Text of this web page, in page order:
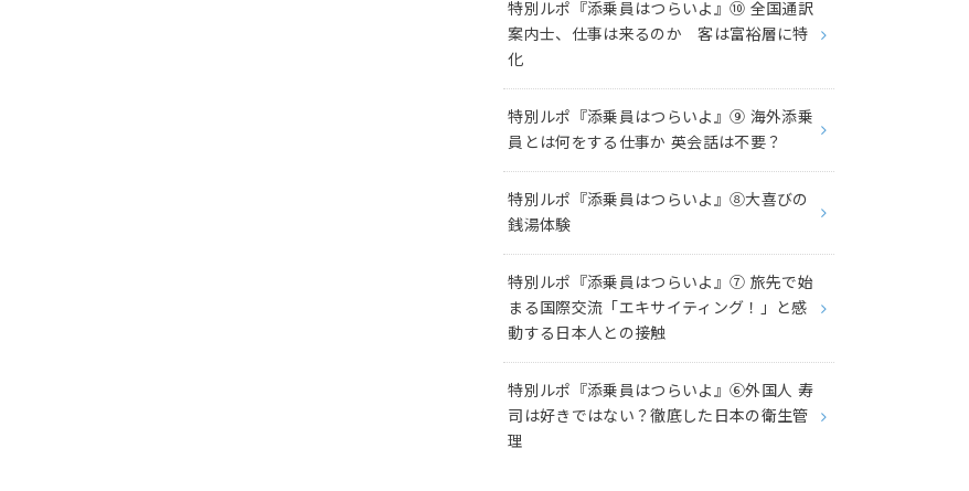
特別ルポ『添乗員はつらいよ』⑩ 全国通訳
案内士、仕事は来るのか 客は富裕層に特
化
特別ルポ『添乗員はつらいよ』⑨ 海外添乗
員とは何をする仕事か 英会話は不要？
特別ルポ『添乗員はつらいよ』⑧大喜びの
銭湯体験
特別ルポ『添乗員はつらいよ』⑦ 旅先で始
まる国際交流「エキサイティング！」と感
動する日本人との接触
特別ルポ『添乗員はつらいよ』⑥外国人 寿
司は好きではない？徹底した日本の衛生管
理